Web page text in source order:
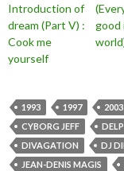
Introduction of
dream (Part V) :
Cook me
yourself
good
1993 1997 2003
CYBORG JEFF
DIVAGATION
DJ
JEAN-DENIS MAGIS